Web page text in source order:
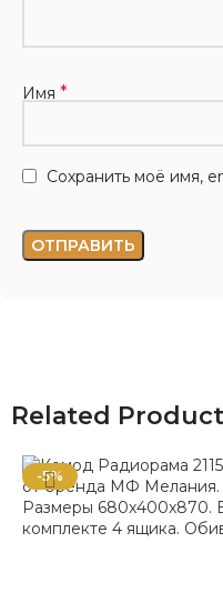
Имя *
Сохранить моё имя,
Related
-5%